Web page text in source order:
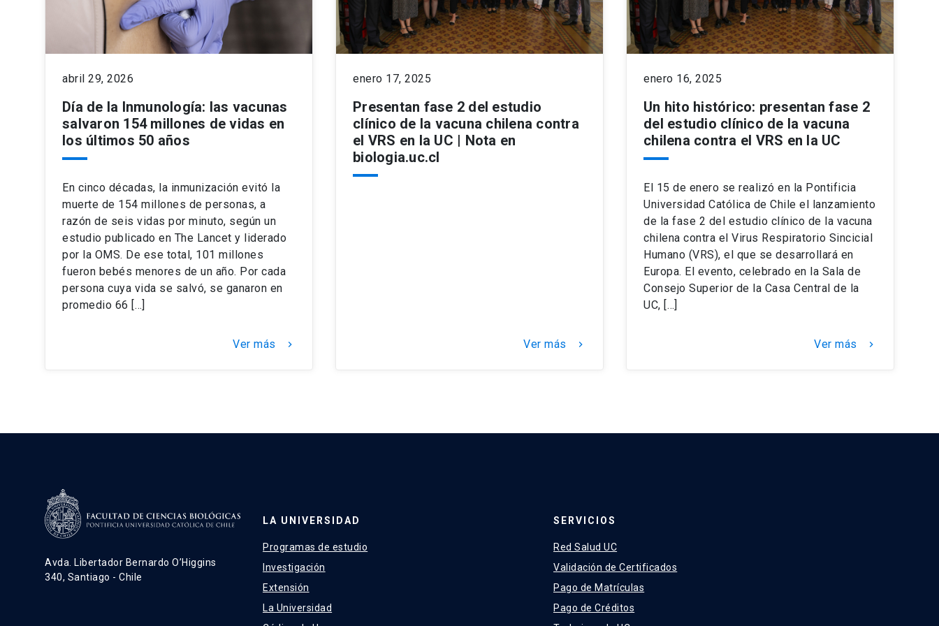
abril 29, 2026
Día de la Inmunología: las vacunas
salvaron 154 millones de vidas en
los últimos 50 años
En cinco décadas, la inmunización evitó la
muerte de 154 millones de personas, a
razón de seis vidas por minuto, según un
estudio publicado en The Lancet y liderado
por la OMS. De ese total, 101 millones
fueron bebés menores de un año. Por cada
persona cuya vida se salvó, se ganaron en
promedio 66 […]
Ver más keyboard_arrow_right
enero 17, 2025
Presentan fase 2 del estudio
clínico de la vacuna chilena contra
el VRS en la UC | Nota en
biologia.uc.cl
Ver más keyboard_arrow_right
enero 16, 2025
Un hito histórico: presentan fase 2
del estudio clínico de la vacuna
chilena contra el VRS en la UC
El 15 de enero se realizó en la Pontificia
Universidad Católica de Chile el lanzamiento
de la fase 2 del estudio clínico de la vacuna
chilena contra el Virus Respiratorio Sincicial
Humano (VRS), el que se desarrollará en
Europa. El evento, celebrado en la Sala de
Consejo Superior de la Casa Central de la
UC, […]
Ver más keyboard_arrow_right
Avda. Libertador Bernardo O’Higgins
340, Santiago - Chile
LA UNIVERSIDAD
Programas de estudio
Investigación
Extensión
La Universidad
SERVICIOS
Red Salud UC
Validación de Certificados
Pago de Matrículas
Pago de Créditos